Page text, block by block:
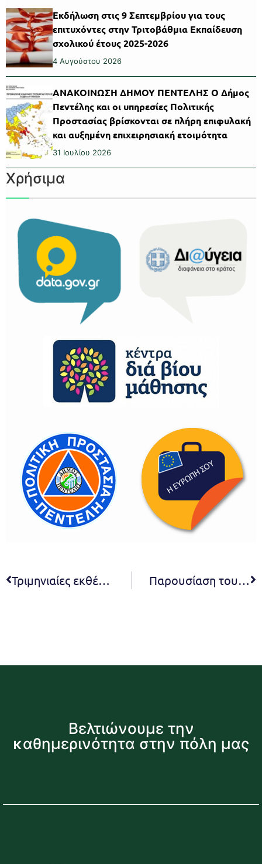
Εκδήλωση στις 9 Σεπτεμβρίου για τους
επιτυχόντες στην Τριτοβάθμια Εκπαίδευση
σχολικού έτους 2025-2026
4 Αυγούστου 2026
ΑΝΑΚΟΙΝΩΣΗ ΔΗΜΟΥ ΠΕΝΤΕΛΗΣ Ο Δήμος
Πεντέλης και οι υπηρεσίες Πολιτικής
Προστασίας βρίσκονται σε πλήρη επιφυλακή
και αυξημένη επιχειρησιακή ετοιμότητα
31 Ιουλίου 2026
Χρήσιμα
Τριμηνιαίες εκθέσεις προϋπολογισμού 2023 Παρουσίαση του προγράμματος του 2ου Φεστιβάλ Πεντελικού Όρους – Πέμπτη 6 Ιουλίου 2023 & ώρα 21:00 στο Μέγαρο Δουκίσσης Πλακεντίας
Βελτιώνουμε την
καθημερινότητα στην πόλη μας